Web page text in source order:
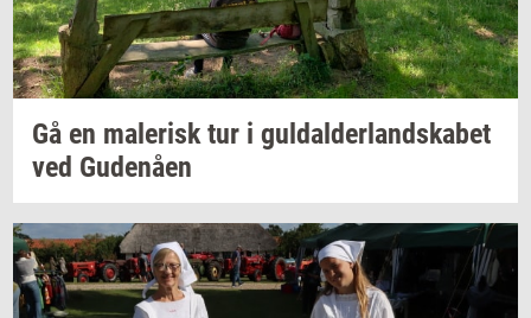
Gå en ma­le­risktur i gul­dal­der­land­ska­bet
ved Gu­denå­en